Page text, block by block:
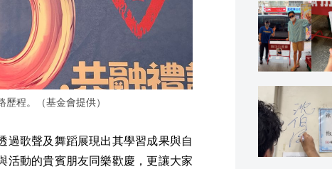
程。（基金會提供）
過歌聲及舞蹈展現出其學習成果與自
活動的貴賓朋友同樂歡慶，更讓大家